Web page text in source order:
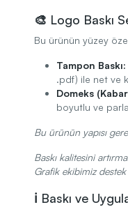
🎨 Logo Baskı
Bu ürünün yüzey
Tampon Baskı:
.pdf) ile net ve
Domeks
boyutlu ve
Bu ürünün yapısı
Baskı kalitesini
Grafik ekibimiz destek
ℹ️ Baskı ve